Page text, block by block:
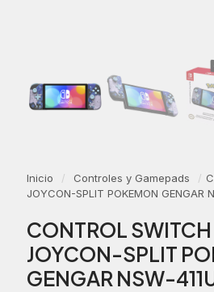
Inicio / Controles y Gamepads /
JOYCON-SPLIT POKEMON GENGAR
CONTROL
JOYCON-SPLIT
GENGAR NSW-